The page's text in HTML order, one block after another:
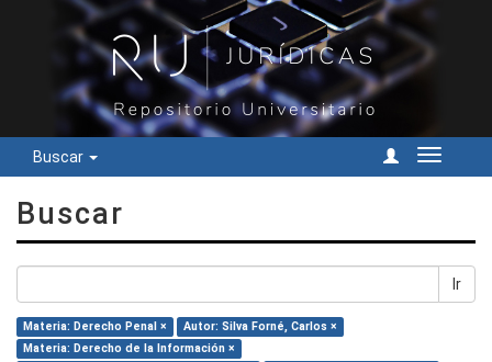
Buscar
Cambiar
Buscar
Ir
Materia: Derecho Penal ×
Autor: Silva Forné, Carlos ×
Materia: Derecho de la Información ×